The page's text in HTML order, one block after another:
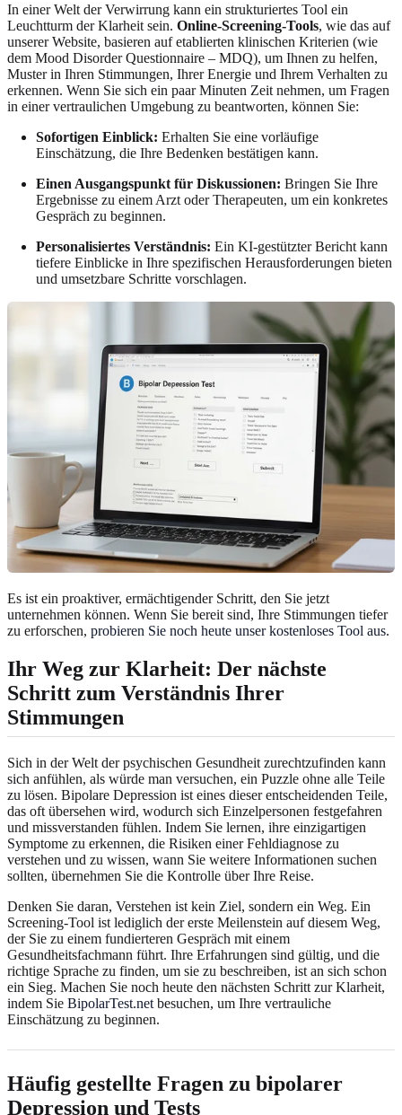
In einer Welt der Verwirrung kann ein strukturiertes Tool ein
Leuchtturm der Klarheit sein. Online-Screening-Tools, wie das auf
unserer Website, basieren auf etablierten klinischen Kriterien (wie
dem Mood Disorder Questionnaire – MDQ), um Ihnen zu helfen,
Muster in Ihren Stimmungen, Ihrer Energie und Ihrem Verhalten zu
erkennen. Wenn Sie sich ein paar Minuten Zeit nehmen, um Fragen
in einer vertraulichen Umgebung zu beantworten, können Sie:
Sofortigen Einblick: Erhalten Sie eine vorläufige
Einschätzung, die Ihre Bedenken bestätigen kann.
Einen Ausgangspunkt für Diskussionen: Bringen Sie Ihre
Ergebnisse zu einem Arzt oder Therapeuten, um ein konkretes
Gespräch zu beginnen.
Personalisiertes Verständnis: Ein KI-gestützter Bericht kann
tiefere Einblicke in Ihre spezifischen Herausforderungen bieten
und umsetzbare Schritte vorschlagen.
Es ist ein proaktiver, ermächtigender Schritt, den Sie jetzt
unternehmen können. Wenn Sie bereit sind, Ihre Stimmungen tiefer
zu erforschen, probieren Sie noch heute unser kostenloses Tool aus.
Ihr Weg zur Klarheit: Der nächste
Schritt zum Verständnis Ihrer
Stimmungen
Sich in der Welt der psychischen Gesundheit zurechtzufinden kann
sich anfühlen, als würde man versuchen, ein Puzzle ohne alle Teile
zu lösen. Bipolare Depression ist eines dieser entscheidenden Teile,
das oft übersehen wird, wodurch sich Einzelpersonen festgefahren
und missverstanden fühlen. Indem Sie lernen, ihre einzigartigen
Symptome zu erkennen, die Risiken einer Fehldiagnose zu
verstehen und zu wissen, wann Sie weitere Informationen suchen
sollten, übernehmen Sie die Kontrolle über Ihre Reise.
Denken Sie daran, Verstehen ist kein Ziel, sondern ein Weg. Ein
Screening-Tool ist lediglich der erste Meilenstein auf diesem Weg,
der Sie zu einem fundierteren Gespräch mit einem
Gesundheitsfachmann führt. Ihre Erfahrungen sind gültig, und die
richtige Sprache zu finden, um sie zu beschreiben, ist an sich schon
ein Sieg. Machen Sie noch heute den nächsten Schritt zur Klarheit,
indem Sie BipolarTest.net besuchen, um Ihre vertrauliche
Einschätzung zu beginnen.
Häufig gestellte Fragen zu bipolarer
Depression und Tests